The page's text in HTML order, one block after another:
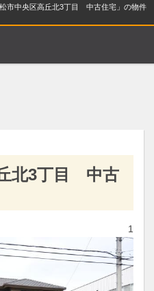
市中央区高丘北3丁目 中古住宅」の物件
北3丁目 中古
1